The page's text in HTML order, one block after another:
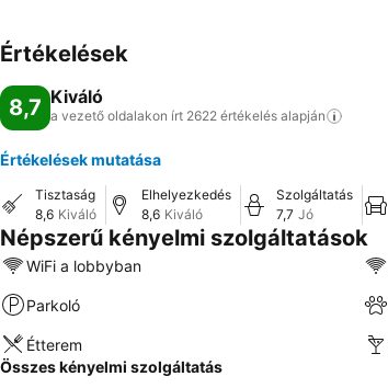
Értékelések
8,7 Kiváló
a vezető oldalakon írt 2622 értékelés alapján
Értékelések mutatása
Tisztaság
8,6 Kiváló
Elhelyezkedés
8,6 Kiváló
Szolgáltatás
7,7 Jó
Népszerű kényelmi szolgáltatások
WiFi a lobbyban
Parkoló
Étterem
Összes kényelmi szolgáltatás